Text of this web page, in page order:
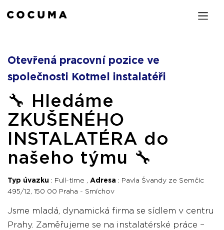
Otevřená pracovní pozice ve
společnosti Kotmel instalatéři
🔧 Hledáme
ZKUŠENÉHO
INSTALATÉRA do
našeho týmu 🔧
Typ úvazku Full-time Adresa
Pavla Švandy ze Semčic
495/12, 150 00 Praha - Smíchov
Jsme mladá, dynamická firma se sídlem v centru
Prahy. Zaměřujeme se na instalatérské práce –